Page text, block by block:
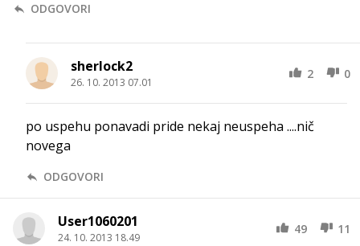
ODGOVORI
sherlock2
26. 10. 2013 07.01
2 0
po uspehu ponavadi pride nekaj neuspeha ....nič
novega
ODGOVORI
User1060201
24. 10. 2013 18.49
49 11